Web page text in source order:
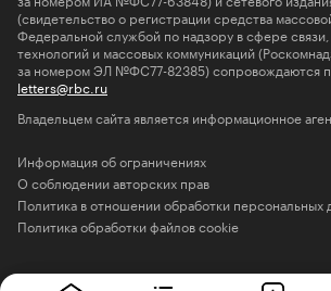
(свидетельство о регистрации средства
Федеральной службой по надзору в сфере
технологий и массовых коммуникаций
за номером ЭЛ №ФС77-82385) сопровождаются
letters@rbc.ru
Владельцем сайта является информационное
Информация об ограничениях
О соблюдении авторских прав
Политика в отношении обработки персональных
Политика обработки файлов cookie